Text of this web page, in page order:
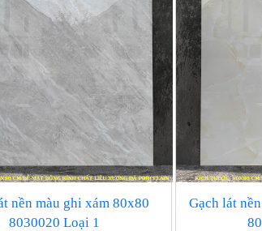
nền màu ghi xám 80x80
8030020 Loại 1
Gạch lát